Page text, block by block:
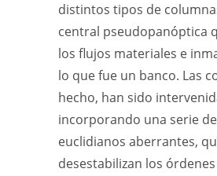
distintos tipos de
central pseudopanóptica
los flujos materiales e
lo que fue un banco. Las
hecho, han sido
incorporando una serie
euclidianos aberrantes,
desestabilizan los